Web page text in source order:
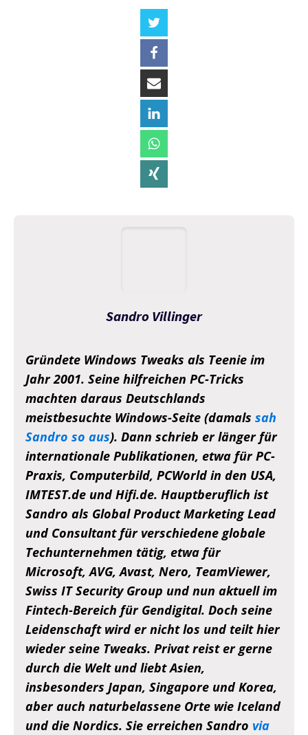
Sandro Villinger
Gründete Windows Tweaks als Teenie im
Jahr 2001. Seine hilfreichen PC-Tricks
machten daraus Deutschlands
meistbesuchte Windows-Seite (damals sah
Sandro so aus). Dann schrieb er länger für
internationale Publikationen, etwa für PC-
Praxis, Computerbild, PCWorld in den USA,
IMTEST.de und Hifi.de. Hauptberuflich ist
Sandro als Global Product Marketing Lead
und Consultant für verschiedene globale
Techunternehmen tätig, etwa für
Microsoft, AVG, Avast, Nero, TeamViewer,
Swiss IT Security Group und nun aktuell im
Fintech-Bereich für Gendigital. Doch seine
Leidenschaft wird er nicht los und teilt hier
wieder seine Tweaks. Privat reist er gerne
durch die Welt und liebt Asien,
insbesonders Japan, Singapore und Korea,
aber auch naturbelassene Orte wie Iceland
und die Nordics. Sie erreichen Sandro via